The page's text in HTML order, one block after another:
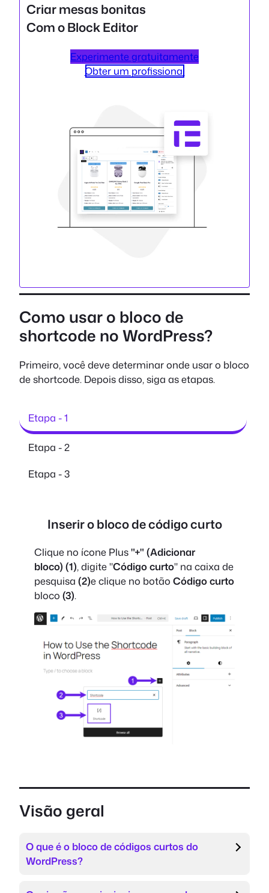
Criar mesas bonitas
Com o Block Editor
Experimente gratuitamente
Obter um profissional
Como usar o bloco de
shortcode no WordPress?
Primeiro, você deve determinar onde usar o bloco
de shortcode. Depois disso, siga as etapas.
Etapa - 1
Etapa - 2
Etapa - 3
Inserir o bloco de código curto
Clique no ícone Plus"+" (Adicionar
bloco) (1), digite "Código curto" na caixa de
pesquisa (2)e clique no botão Código curto
bloco (3).
Visão geral
O que é o bloco de códigos curtos do
WordPress?